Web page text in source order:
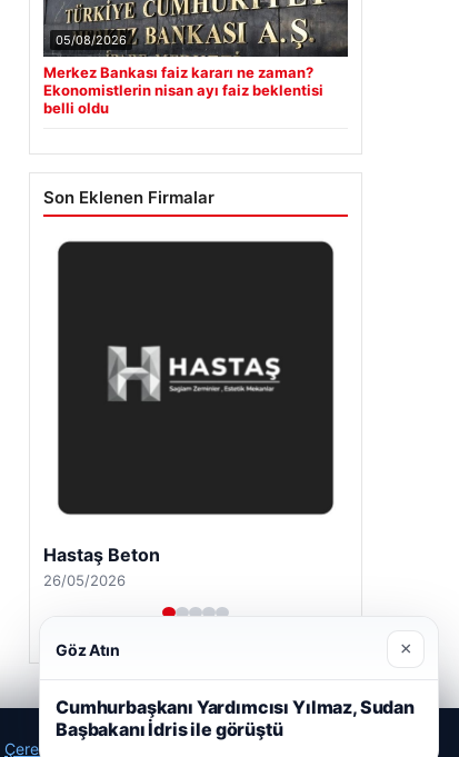
05/08/2026
Merkez Bankası faiz kararı ne zaman?
Ekonomistlerin nisan ayı faiz beklentisi
belli oldu
Son Eklenen Firmalar
Hastaş Beton
26/05/2026
Çerez Politikamız
Göz Atın ×
Cumhurbaşkanı Yardımcısı Yılmaz, Sudan
Başbakanı İdris ile görüştü